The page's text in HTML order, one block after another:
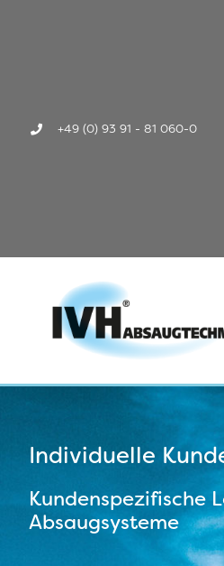
+49 (0) 93 91 - 81 060-0
Individuelle
Kundenspezifische
Absaugsysteme